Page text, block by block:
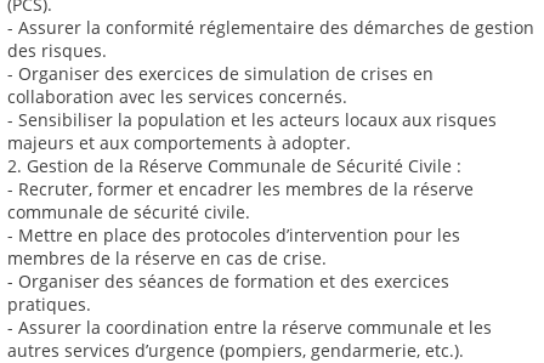
(PCS).
- Assurer la conformité réglementaire des démarches de gestion
des risques.
- Organiser des exercices de simulation de crises en
collaboration avec les services concernés.
- Sensibiliser la population et les acteurs locaux aux risques
majeurs et aux comportements à adopter.
2. Gestion de la Réserve Communale de Sécurité Civile :
- Recruter, former et encadrer les membres de la réserve
communale de sécurité civile.
- Mettre en place des protocoles d’intervention pour les
membres de la réserve en cas de crise.
- Organiser des séances de formation et des exercices
pratiques.
- Assurer la coordination entre la réserve communale et les
autres services d’urgence (pompiers, gendarmerie, etc.).